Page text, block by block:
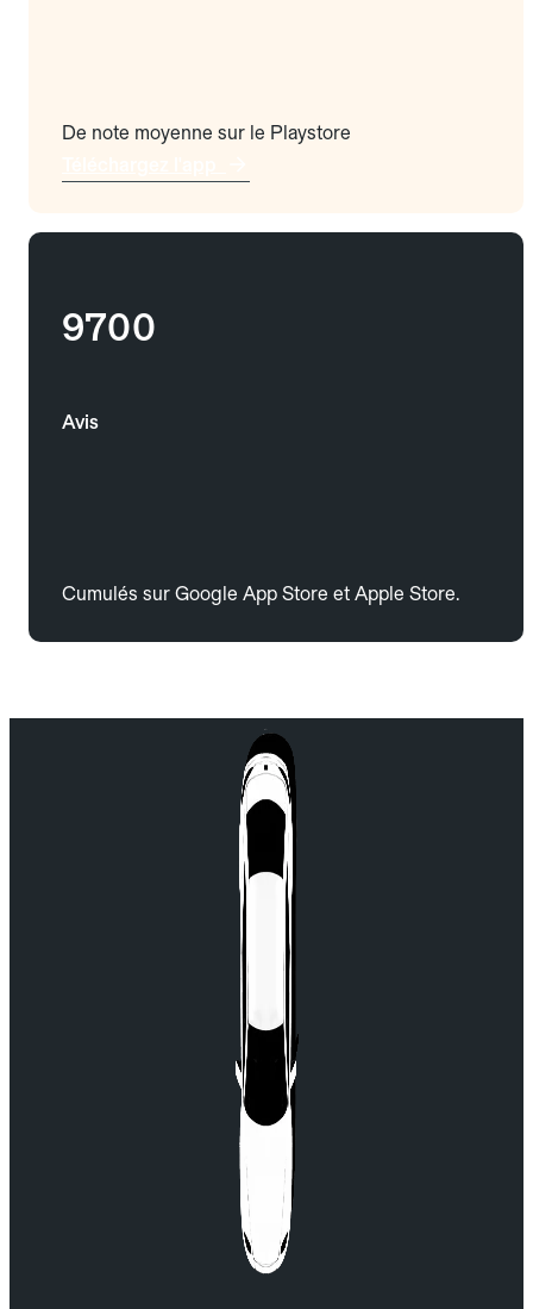
De note moyenne sur le Playstore
9700
Avis
Cumulés sur Google App Store et Apple Store.